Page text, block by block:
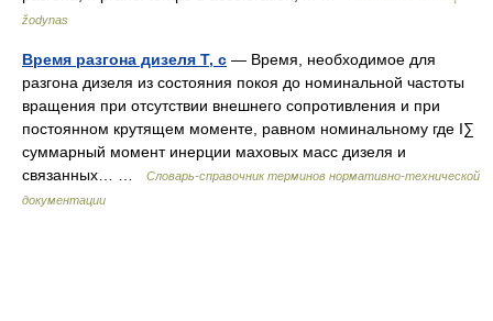
žodynas
Время разгона дизеля Т, с — Время, необходимое для
разгона дизеля из состояния покоя до номинальной частоты
вращения при отсутствии внешнего сопротивления и при
постоянном крутящем моменте, равном номинальному где I∑
суммарный момент инерции маховых масс дизеля и
связанных… …
Словарь-справочник терминов нормативно-технической
документации